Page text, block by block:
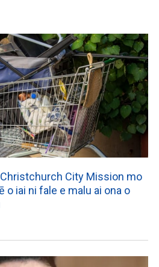
Christchurch City Mission mo
o iai ni fale e malu ai ona o